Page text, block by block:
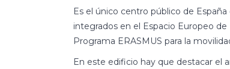
Es el único centro público de
integrados en el Espacio Europeo
Programa ERASMUS para la
En este edificio hay que destacar el